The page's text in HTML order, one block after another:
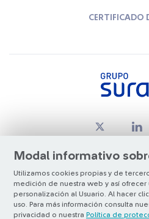
Modal informativo
Utilizamos cookies propias y de
medición de nuestra web y así
personalización al Usuario. Al hacer
uso. Para más información consulta
privacidad o nuestra Política de
CERTIFICADO
© Copyright